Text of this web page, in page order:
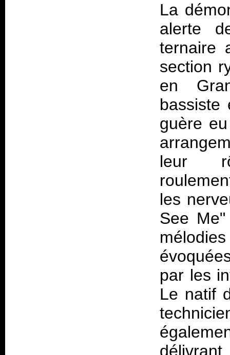
La
alerte
ternaire
section
en
bassiste
guère
leur
les
See
par les
Le natif